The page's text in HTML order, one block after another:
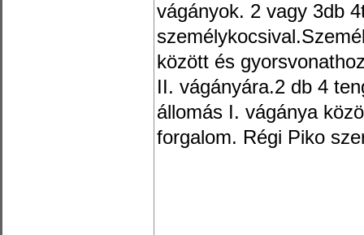
vágányok. 2 vagy 3db
között és
II. vágányára.2 db 4
állomás I. vágánya
forgalom. Régi Piko